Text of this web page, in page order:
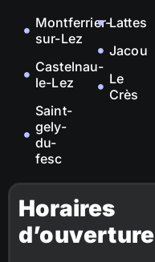
Montferrier-
sur-Lez
Castelnau-
le-Lez
Saint-
gely-
du-
fesc
Lattes
Jacou
Le
Crès
Horaires
d’ouverture